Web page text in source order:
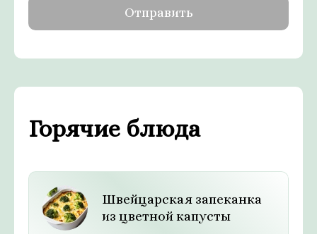
Горячие блюда
Швейцарская запеканка
из цветной капусты